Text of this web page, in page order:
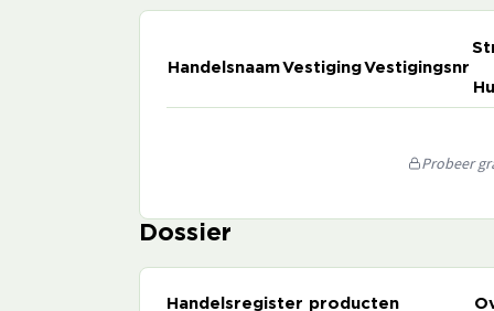
HandelsnaamVestigingVestigingsnr
Probeer
Dossier
Handelsregister producten